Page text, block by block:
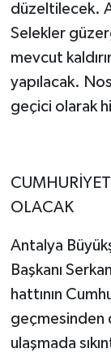
düzeltilecek.
Selekler
mevcut
yapılacak.
geçici olarak
OLACAK
Antalya
Başkanı
hattının
geçmesinden
ulaşmada